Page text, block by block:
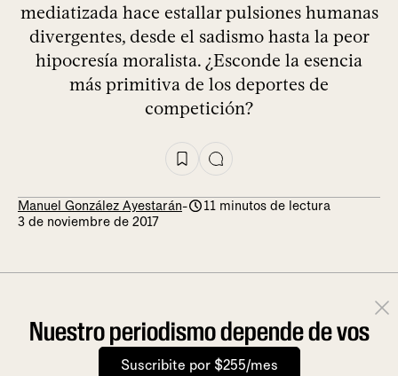
mediatizada hace estallar pulsiones humanas
divergentes, desde el sadismo hasta la peor
hipocresía moralista. ¿Esconde la esencia
más primitiva de los deportes de
competición?
Manuel González Ayestarán-
11 minutos de lectura
3 de noviembre de 2017
Nuestro periodismo depende de vos
Suscribite por $255/mes